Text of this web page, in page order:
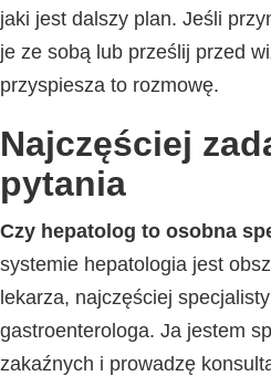
jaki jest dalszy plan. Jeśli
je ze sobą lub prześlij przed
przyspiesza to rozmowę.
Najczęściej
pytania
Czy hepatolog to osobna
systemie hepatologia jest
lekarza, najczęściej
gastroenterologa. Ja jestem
zakaźnych i prowadzę